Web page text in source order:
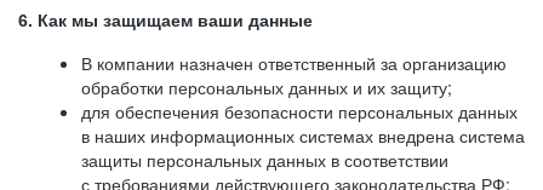
6. Как мы защищаем ваши данные
В компании назначен ответственный за организацию
обработки персональных данных и их защиту;
для обеспечения безопасности персональных данных
в наших информационных системах внедрена система
защиты персональных данных в соответствии
с требованиями действующего законодательства РФ;